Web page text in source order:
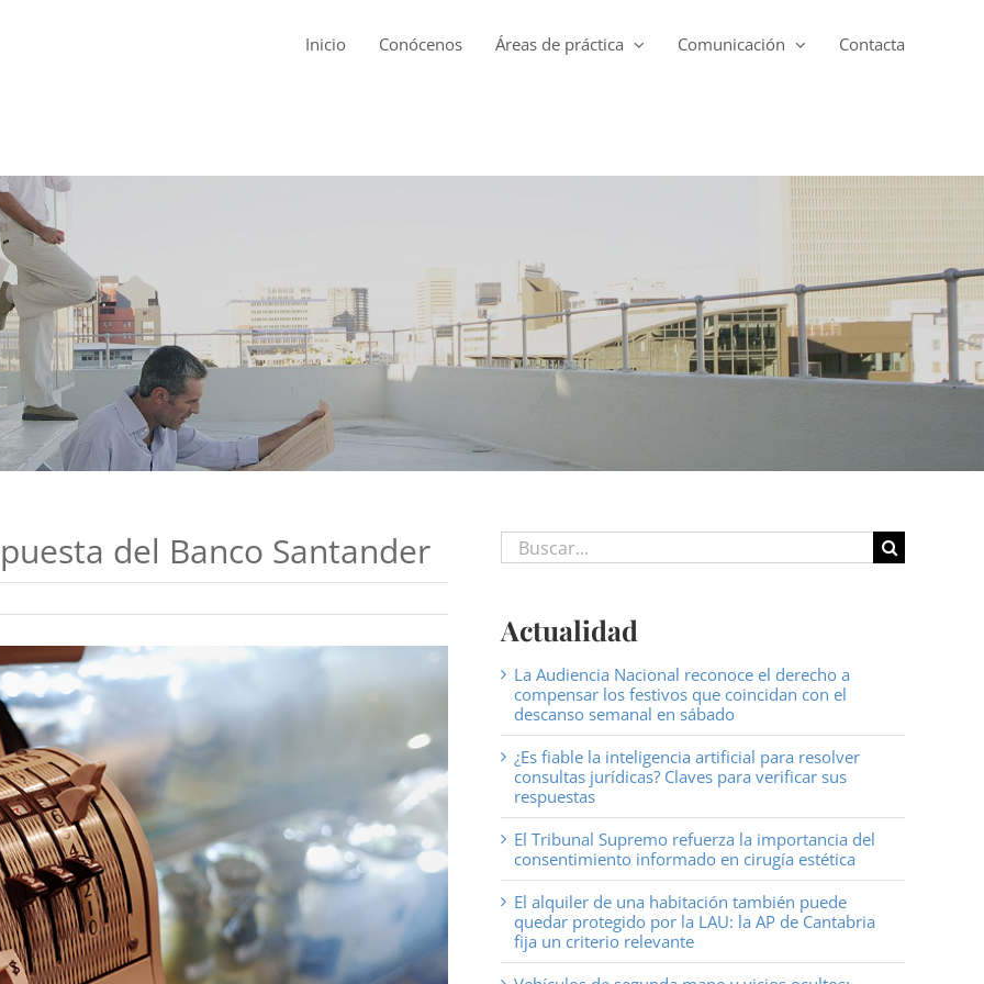
Inicio Conócenos Áreas de práctica Comunicación Contacta
del Banco Santander Buscar:
Actualidad
La Audiencia Nacional reconoce el derecho a
compensar los festivos que coincidan con el
descanso semanal en sábado
¿Es fiable la inteligencia artificial para resolver
consultas jurídicas? Claves para verificar sus
respuestas
El Tribunal Supremo refuerza la importancia del
consentimiento informado en cirugía estética
El alquiler de una habitación también puede
quedar protegido por la LAU: la AP de Cantabria
fija un criterio relevante